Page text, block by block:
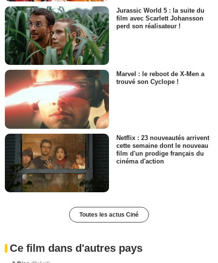
Jurassic World 5 : la suite du
film avec Scarlett Johansson
perd son réalisateur !
Marvel : le reboot de X-Men a
trouvé son Cyclope !
Netflix : 23 nouveautés arrivent
cette semaine dont le nouveau
film d'un prodige français du
cinéma d'action
Toutes les actus Ciné
Ce film dans d'autres pays